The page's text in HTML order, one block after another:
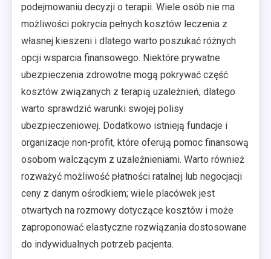
podejmowaniu decyzji o terapii. Wiele osób nie ma
możliwości pokrycia pełnych kosztów leczenia z
własnej kieszeni i dlatego warto poszukać różnych
opcji wsparcia finansowego. Niektóre prywatne
ubezpieczenia zdrowotne mogą pokrywać część
kosztów związanych z terapią uzależnień, dlatego
warto sprawdzić warunki swojej polisy
ubezpieczeniowej. Dodatkowo istnieją fundacje i
organizacje non-profit, które oferują pomoc finansową
osobom walczącym z uzależnieniami. Warto również
rozważyć możliwość płatności ratalnej lub negocjacji
ceny z danym ośrodkiem; wiele placówek jest
otwartych na rozmowy dotyczące kosztów i może
zaproponować elastyczne rozwiązania dostosowane
do indywidualnych potrzeb pacjenta.